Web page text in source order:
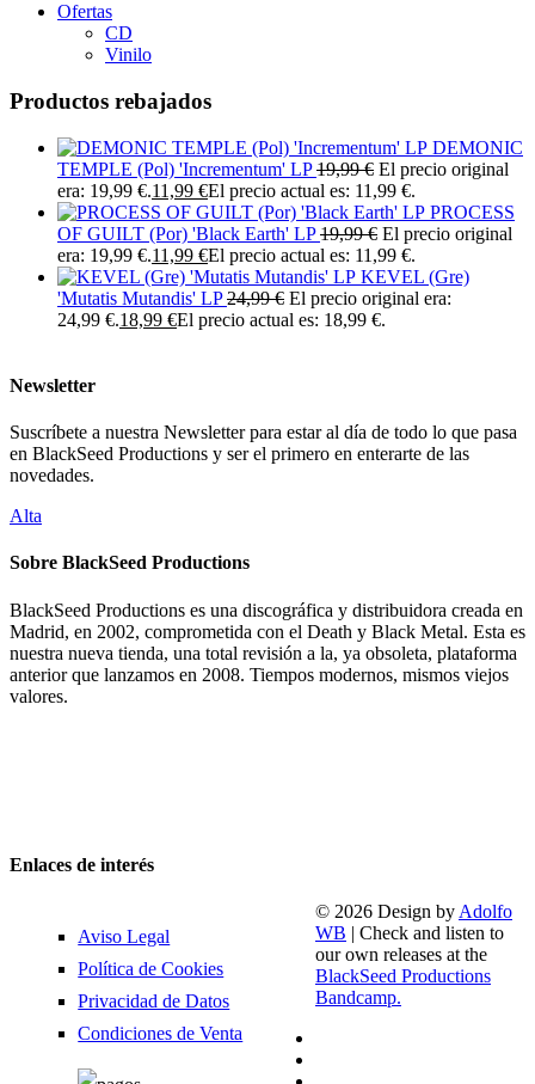
Ofertas
CD
Vinilo
Productos rebajados
DEMONIC
TEMPLE (Pol) 'Incrementum' LP 19,99€ El precio original
era: 19,99 €.11,99 €El precio actual es: 11,99 €.
PROCESS
OF GUILT (Por) 'Black Earth' LP 19,99€ El precio original
era: 19,99 €.11,99 €El precio actual es: 11,99 €.
KEVEL (Gre)
'Mutatis Mutandis' LP 24,99€ El precio original era:
24,99 €.18,99 €El precio actual es: 18,99 €.
Newsletter
Suscríbete a nuestra Newsletter para estar al día de todo lo que pasa
en BlackSeed Productions y ser el primero en enterarte de las
novedades.
Alta
Sobre BlackSeed Productions
BlackSeed Productions es una discográfica y distribuidora creada en
Madrid, en 2002, comprometida con el Death y Black Metal. Esta es
nuestra nueva tienda, una total revisión a la, ya obsoleta, plataforma
anterior que lanzamos en 2008. Tiempos modernos, mismos viejos
valores.
Enlaces de interés
Aviso Legal
Política de Cookies
Privacidad de Datos
Condiciones de Venta
© 2026 Design by Adolfo
WB | Check and listen to
our own releases at the
BlackSeed Productions
Bandcamp.